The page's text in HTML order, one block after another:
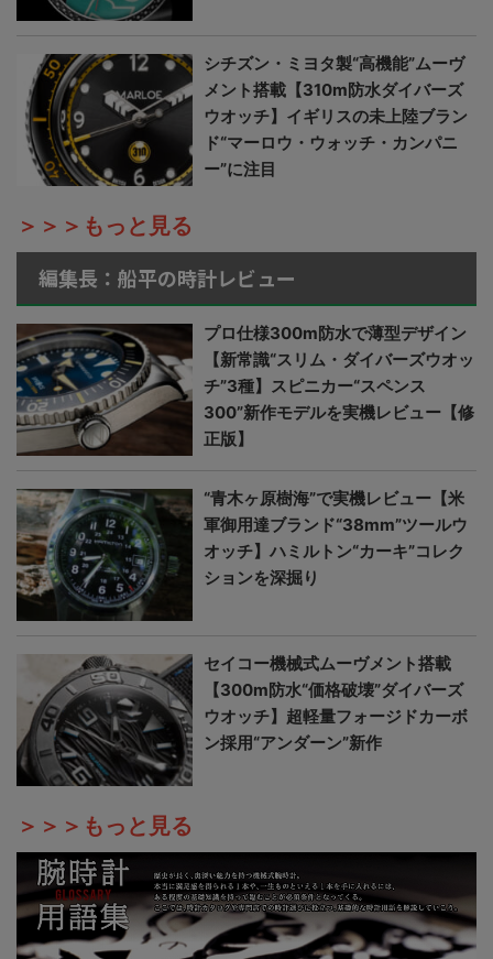
シチズン・ミヨタ製“高機能”ムーヴ
メント搭載【310m防水ダイバーズ
ウオッチ】イギリスの未上陸ブラン
ド“マーロウ・ウォッチ・カンパニ
ー”に注目
＞＞＞もっと見る
編集長：船平の時計レビュー
プロ仕様300m防水で薄型デザイン
【新常識“スリム・ダイバーズウオッ
チ”3種】スピニカー“スペンス
300”新作モデルを実機レビュー【修
正版】
“青木ヶ原樹海”で実機レビュー【米
軍御用達ブランド“38mm”ツールウ
オッチ】ハミルトン“カーキ”コレク
ションを深掘り
セイコー機械式ムーヴメント搭載
【300m防水“価格破壊”ダイバーズ
ウオッチ】超軽量フォージドカーボ
ン採用“アンダーン”新作
＞＞＞もっと見る